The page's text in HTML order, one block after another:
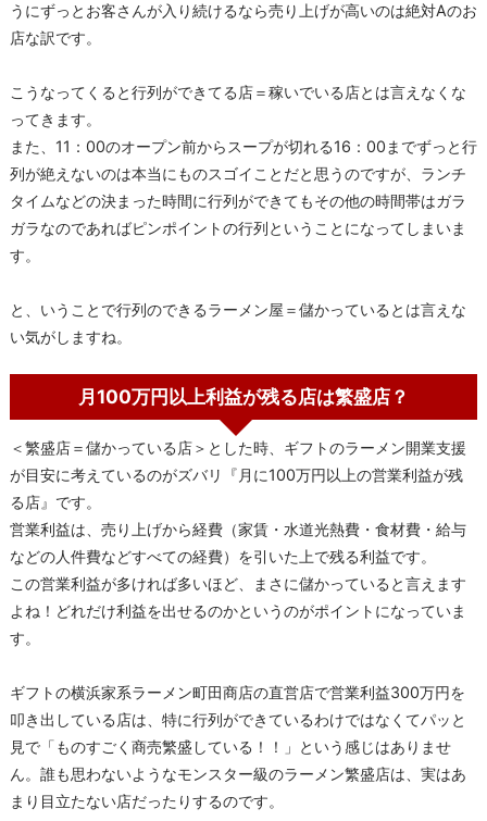
うにずっとお客さんが入り続けるなら売り上げが高いのは絶対Aのお
店な訳です。
こうなってくると行列ができてる店＝稼いでいる店とは言えなくな
ってきます。
また、11：00のオープン前からスープが切れる16：00までずっと行
列が絶えないのは本当にものスゴイことだと思うのですが、ランチ
タイムなどの決まった時間に行列ができてもその他の時間帯はガラ
ガラなのであればピンポイントの行列ということになってしまいま
す。
と、いうことで行列のできるラーメン屋＝儲かっているとは言えな
い気がしますね。
月100万円以上利益が残る店は繁盛店？
＜繁盛店＝儲かっている店＞とした時、ギフトのラーメン開業支援
が目安に考えているのがズバリ『月に100万円以上の営業利益が残
る店』です。
営業利益は、売り上げから経費（家賃・水道光熱費・食材費・給与
などの人件費などすべての経費）を引いた上で残る利益です。
この営業利益が多ければ多いほど、まさに儲かっていると言えます
よね！どれだけ利益を出せるのかというのがポイントになっていま
す。
ギフトの横浜家系ラーメン町田商店の直営店で営業利益300万円を
叩き出している店は、特に行列ができているわけではなくてパッと
見で「ものすごく商売繁盛している！！」という感じはありませ
ん。誰も思わないようなモンスター級のラーメン繁盛店は、実はあ
まり目立たない店だったりするのです。